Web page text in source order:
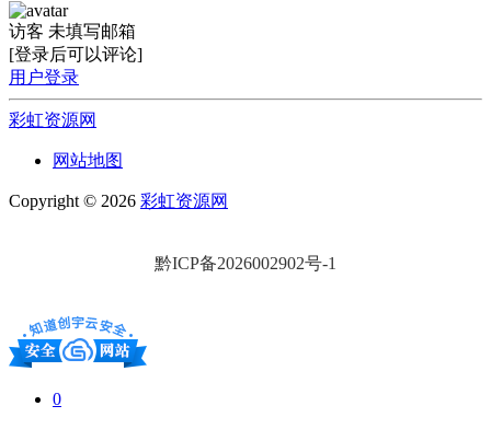
访客 未填写邮箱
[登录后可以评论]
用户登录
彩虹资源网
网站地图
Copyright © 2026 彩虹资源网
黔ICP备2026002902号-1
0